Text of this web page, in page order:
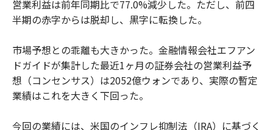
営業利益は前年同期比で77.0%減少した。ただし、前四
半期の赤字からは脱却し、黒字に転換した。
市場予想との乖離も大きかった。金融情報会社エフアン
ドガイドが集計した最近1ヶ月の証券会社の営業利益予
想（コンセンサス）は2052億ウォンであり、実際の暫定
業績はこれを大きく下回った。
今回の業績には、米国のインフレ抑制法（IRA）に基づく